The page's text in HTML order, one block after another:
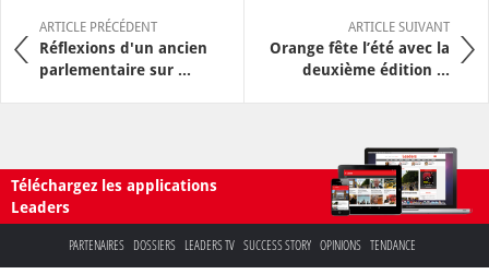
ARTICLE PRÉCÉDENT
Réflexions d'un ancien
parlementaire sur ...
ARTICLE SUIVANT
Orange fête l’été avec la
deuxième édition ...
Téléchargez les applications
Leaders
PARTENAIRES DOSSIERS LEADERS TV SUCCESS STORY OPINIONS TENDANCE